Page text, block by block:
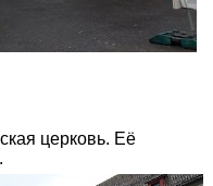
церковь. Её